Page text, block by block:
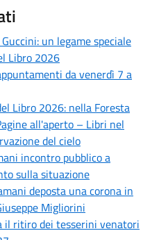
un legame speciale
Libro 2026
da venerdì 7 a
Libro 2026: nella Foresta
all'aperto – Libri nel
del cielo
incontro pubblico a
sulla situazione
deposta una corona in
Migliorini
il ritiro dei tesserini venatori